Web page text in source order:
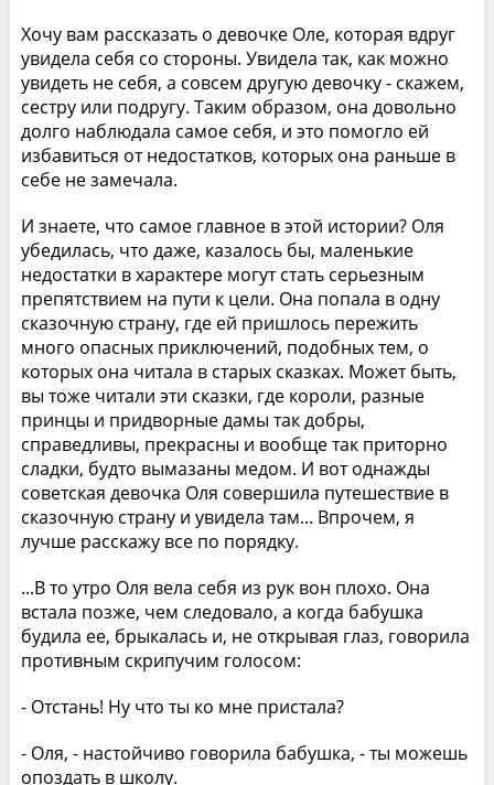
Хочу вам рассказать о девочке Оле, которая вдруг
увидела себя со стороны. Увидела так, как можно
увидеть не себя, а совсем другую девочку - скажем,
сестру или подругу. Таким образом, она довольно
долго наблюдала самое себя, и это помогло ей
избавиться от недостатков, которых она раньше в
себе не замечала.
И знаете, что самое главное в этой истории? Оля
убедилась, что даже, казалось бы, маленькие
недостатки в характере могут стать серьезным
препятствием на пути к цели. Она попала в одну
сказочную страну, где ей пришлось пережить
много опасных приключений, подобных тем, о
которых она читала в старых сказках. Может быть,
вы тоже читали эти сказки, где короли, разные
принцы и придворные дамы так добры,
справедливы, прекрасны и вообще так приторно
сладки, будто вымазаны медом. И вот однажды
советская девочка Оля совершила путешествие в
сказочную страну и увидела там... Впрочем, я
лучше расскажу все по порядку.
...В то утро Оля вела себя из рук вон плохо. Она
встала позже, чем следовало, а когда бабушка
будила ее, брыкалась и, не открывая глаз, говорила
противным скрипучим голосом:
- Отстань! Ну что ты ко мне пристала?
- Оля, - настойчиво говорила бабушка, - ты можешь
опоздать в школу.